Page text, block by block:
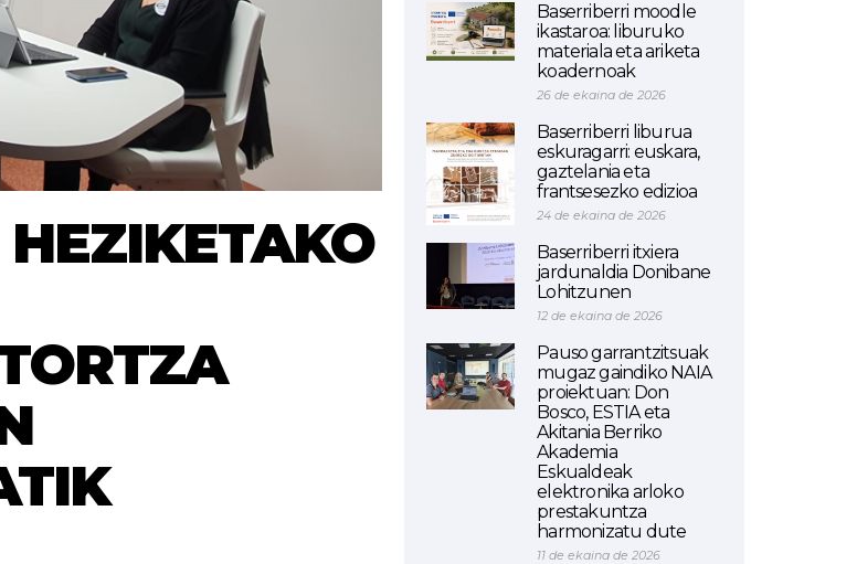
Baserriberri moodle
ikastaroa: liburuko
materiala eta ariketa
koadernoak
26 de ekaina de 2026
Baserriberri liburua
eskuragarri: euskara,
gaztelania eta
frantsesezko edizioa
24 de ekaina de 2026
Baserriberri itxiera
jardunaldia Donibane
Lohitzunen
12 de ekaina de 2026
Pauso garrantzitsuak
mugaz gaindiko NAIA
proiektuan: Don
Bosco, ESTIA eta
Akitania Berriko
Akademia
Eskualdeak
elektronika arloko
prestakuntza
harmonizatu dute
11 de ekaina de 2026